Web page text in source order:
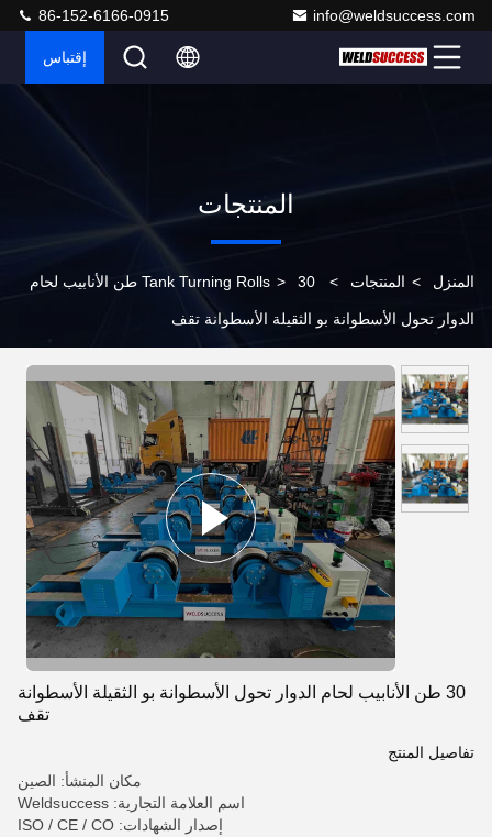
info@weldsuccess.com
86-152-6166-0915
إقتباس
المنتجات
المنزل > المنتجات >
Tank Turning Rolls > 30 طن الأنابيب لحام
الدوار تحول الأسطوانة بو الثقيلة الأسطوانة تقف
30 طن الأنابيب لحام الدوار تحول الأسطوانة بو الثقيلة الأسطوانة
تقف
تفاصيل المنتج
مكان المنشأ: الصين
اسم العلامة التجارية: Weldsuccess
إصدار الشهادات: ISO / CE / CO